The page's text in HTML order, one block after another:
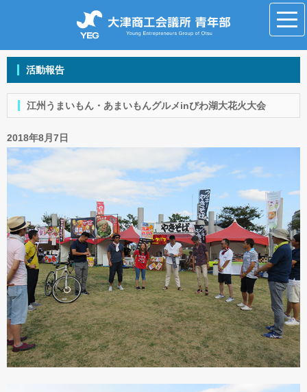
活動報告
江州うまいもん・あまいもんグルメinびわ湖大花火大会
2018年8月7日